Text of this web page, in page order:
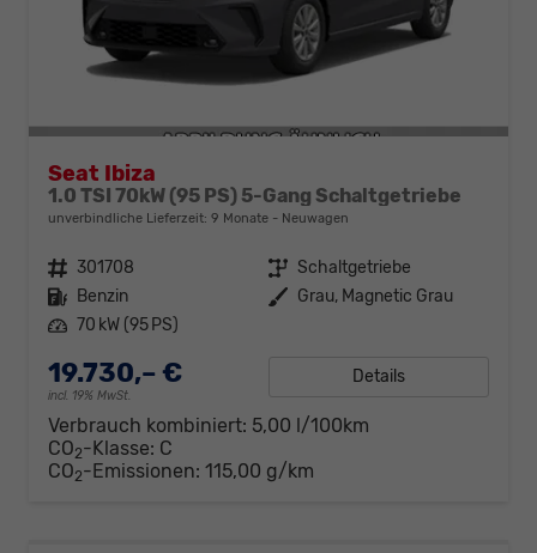
Seat Ibiza
1.0 TSI 70kW (95 PS) 5-Gang Schaltgetriebe
unverbindliche Lieferzeit: 9 Monate Neuwagen
Fahrzeugnr. 301708 Getriebe Schaltgetriebe
Kraftstoff Benzin Außenfarbe Grau, Magnetic Grau
Leistung 70 kW (95 PS)
19.730,– €
incl. 19% MwSt.
Details
Verbrauch kombiniert: 5,00 l/100km
CO2-Klasse: C
CO2-Emissionen: 115,00 g/km